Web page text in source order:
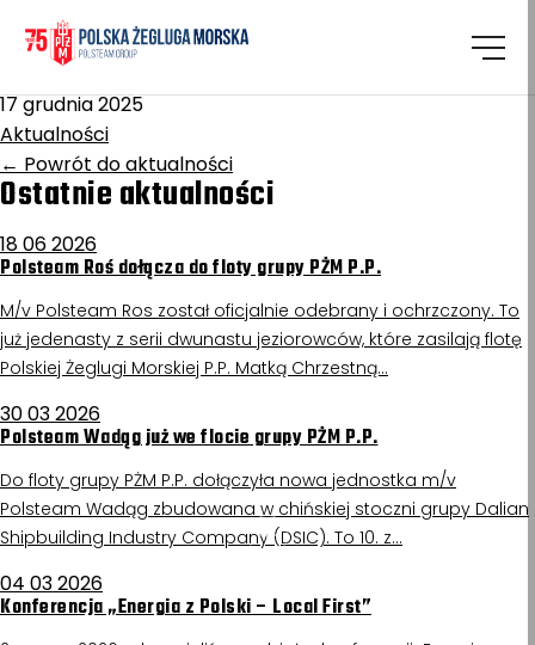
Homepage
Kutno
17 grudnia 2025
Aktualności
← Powrót do aktualności
Ostatnie aktualności
18 06 2026
Polsteam Roś dołącza do floty grupy PŻM P.P.
M/v Polsteam Ros został oficjalnie odebrany i ochrzczony. To
już jedenasty z serii dwunastu jeziorowców, które zasilają flotę
Polskiej Żeglugi Morskiej P.P. Matką Chrzestną…
30 03 2026
Polsteam Wadąg już we flocie grupy PŻM P.P.
Do floty grupy PŻM P.P. dołączyła nowa jednostka m/v
Polsteam Wadąg zbudowana w chińskiej stoczni grupy Dalian
Shipbuilding Industry Company (DSIC). To 10. z…
04 03 2026
Konferencja „Energia z Polski – Local First”